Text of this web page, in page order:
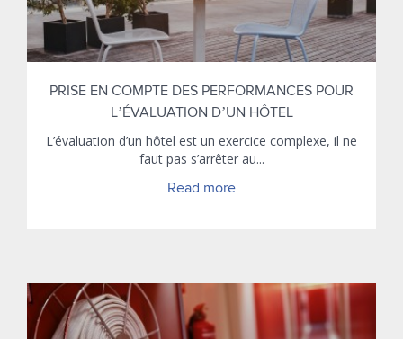
PRISE EN COMPTE DES PERFORMANCES POUR
L’ÉVALUATION D’UN HÔTEL
L’évaluation d’un hôtel est un exercice complexe, il ne
faut pas s’arrêter au...
Read more